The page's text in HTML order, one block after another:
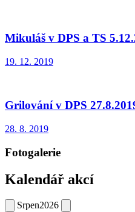
Mikuláš v DPS a TS
19. 12. 2019
Grilování v DPS
28. 8. 2019
Fotogalerie
Kalendář akcí
Srpen2026